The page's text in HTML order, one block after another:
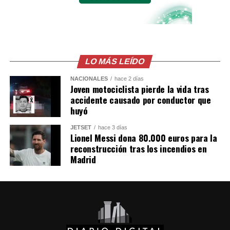
LO MÁS LEÍDO
NACIONALES hace 2 días
Joven motociclista pierde la vida tras
accidente causado por conductor que
huyó
JETSET hace 3 días
Lionel Messi dona 80.000 euros para la
reconstrucción tras los incendios en
Madrid